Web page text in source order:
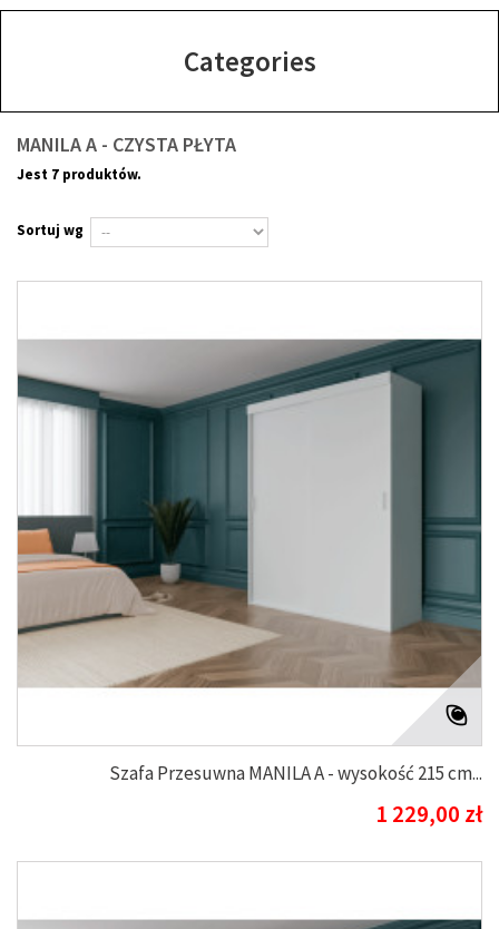
Categories
MANILA A - CZYSTA PŁYTA
Jest 7 produktów.
Sortuj wg
Szafa Przesuwna MANILA A - wysokość 215 cm...
1 229,00 zł